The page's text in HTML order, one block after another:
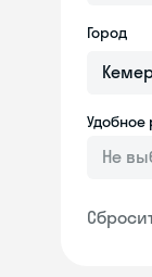
Город
Удобное
Не